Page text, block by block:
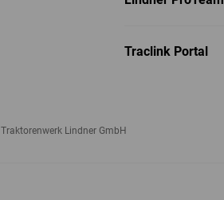
Traclink Portal
Lindner GmbH